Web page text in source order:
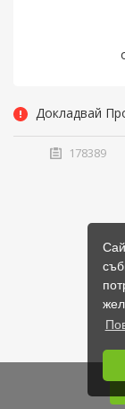
Докладвай
178389